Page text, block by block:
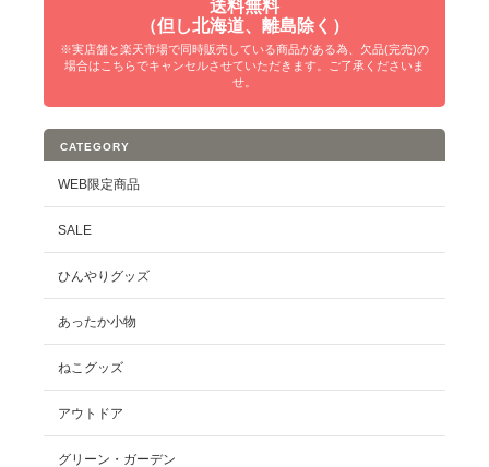
送料無料
（但し北海道、離島除く）
※実店舗と楽天市場で同時販売している商品がある為、欠品(完売)の
場合はこちらでキャンセルさせていただきます。ご了承くださいま
せ。
CATEGORY
WEB限定商品
SALE
ひんやりグッズ
あったか小物
ねこグッズ
アウトドア
グリーン・ガーデン